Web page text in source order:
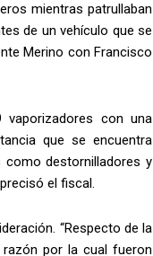
mientras patrullaban
de un vehículo que se
Merino con Francisco
vaporizadores con una
que se encuentra
como destornilladores y
el fiscal.
“Respecto de la
por la cual fueron